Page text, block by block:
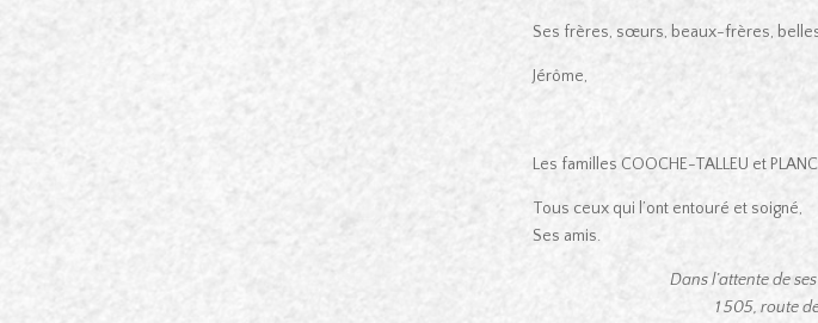
Ses frères, sœurs, beaux-frères,
Jérôme,
Les familles COOCHE-TALLEU et
Tous ceux qui l’ont entouré et soigné,
Ses amis.
Dans l’attente de
1 505, route